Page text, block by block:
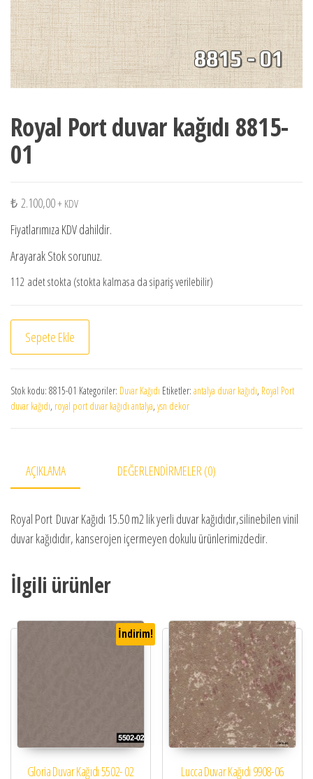
Royal Port duvar kağıdı 8815-
01
₺ 2.100,00 + KDV
Fiyatlarımıza KDV dahildir.
Arayarak Stok sorunuz.
112 adet stokta (stokta kalmasa da sipariş verilebilir)
Royal Port duvar kağıdı 8815-01 adet
Sepete Ekle
Stok kodu: 8815-01 Kategoriler: Duvar Kağıdı Etiketler: antalya duvar kağıdı, Royal Port
duvar kağıdı, royal port duvar kağıdı antalya, ysn dekor
AÇIKLAMA DEĞERLENDIRMELER (0)
Royal Port Duvar Kağıdı 15.50 m2 lik yerli duvar kağıdıdır,silinebilen vinil
duvar kağıdıdır, kanserojen içermeyen dokulu ürünlerimizdedir.
İlgili ürünler
İndirim!
Gloria Duvar Kağıdı 5502- 02 Lucca Duvar Kağıdı 9908-06